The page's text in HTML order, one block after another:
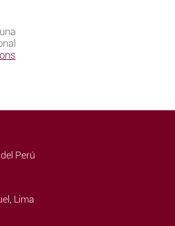
Perú
Lima